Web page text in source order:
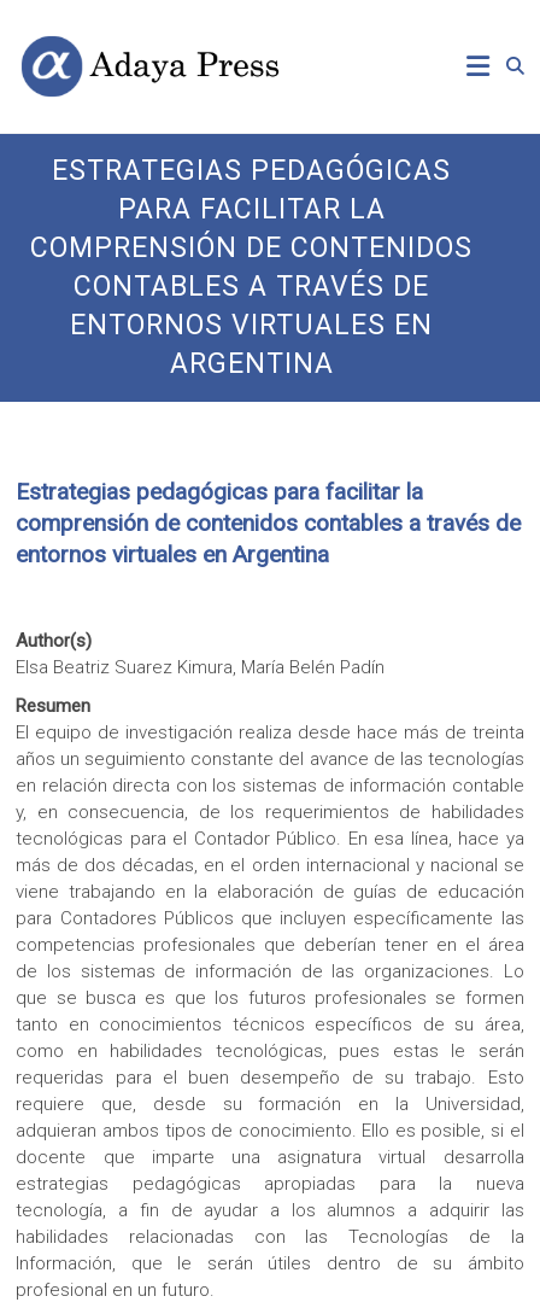
content
Adaya
Press
Open
Access
Publishing
ESTRATEGIAS PEDAGÓGICAS
PARA FACILITAR LA
COMPRENSIÓN DE CONTENIDOS
CONTABLES A TRAVÉS DE
ENTORNOS VIRTUALES EN
ARGENTINA
Estrategias pedagógicas para facilitar la
comprensión de contenidos contables a través de
entornos virtuales en Argentina
Author(s)
Elsa Beatriz Suarez Kimura, María Belén Padín
Resumen
El equipo de investigación realiza desde hace más de treinta
años un seguimiento constante del avance de las tecnologías
en relación directa con los sistemas de información contable
y, en consecuencia, de los requerimientos de habilidades
tecnológicas para el Contador Público. En esa línea, hace ya
más de dos décadas, en el orden internacional y nacional se
viene trabajando en la elaboración de guías de educación
para Contadores Públicos que incluyen específicamente las
competencias profesionales que deberían tener en el área
de los sistemas de información de las organizaciones. Lo
que se busca es que los futuros profesionales se formen
tanto en conocimientos técnicos específicos de su área,
como en habilidades tecnológicas, pues estas le serán
requeridas para el buen desempeño de su trabajo. Esto
requiere que, desde su formación en la Universidad,
adquieran ambos tipos de conocimiento. Ello es posible, si el
docente que imparte una asignatura virtual desarrolla
estrategias pedagógicas apropiadas para la nueva
tecnología, a fin de ayudar a los alumnos a adquirir las
habilidades relacionadas con las Tecnologías de la
Información, que le serán útiles dentro de su ámbito
profesional en un futuro.